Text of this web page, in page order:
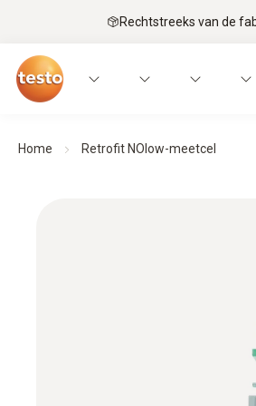
Rechtstreeks van de
Home Retrofit NOlow-meetcel